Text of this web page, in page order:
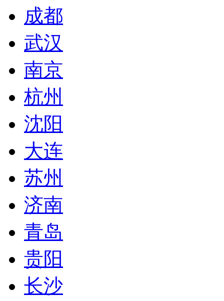
成都
武汉
南京
杭州
沈阳
大连
苏州
济南
青岛
贵阳
长沙